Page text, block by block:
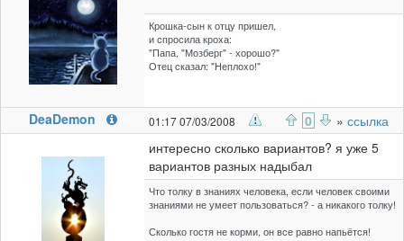
Крошка-сын к отцу пришел,
и спросила кроха:
"Папа, "Мозберг" - хорошо?"
Отец сказал: "Неплохо!"
DeaDemon 01:17 07/03/2008 0 » ссылка
интересно сколько вариантов? я уже 5
вариантов разных надыбал
Что толку в знаниях человека, если человек своими
знаниями не умеет пользоваться? - а никакого толку!
Сколько гостя не корми, он все равно напьётся!